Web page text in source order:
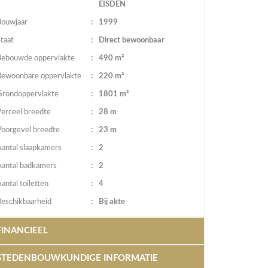
EISDEN
: 1999
: Direct bewoonbaar
oppervlakte : 490 m²
oppervlakte : 220 m²
: 1801 m²
breedte : 28 m
breedte : 23 m
slaapkamers : 2
badkamers : 2
toiletten : 4
: Bij akte
: € 1.500.000
INFORMATIE